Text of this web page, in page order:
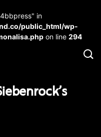
in
public_html/wp-
on line 294